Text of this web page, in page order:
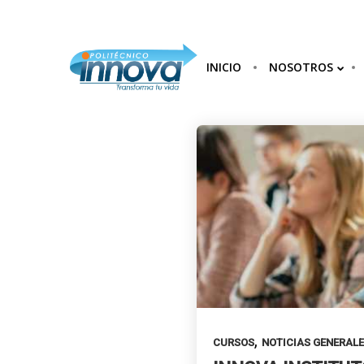
30
DICIEMBRE
2024
INNOVA
INSTITUTO:
FORMACIÓN
TÉCNICA Y
OPINIONES QUE
TRANSFORMAN
VIDAS EN
COLOMBIA
25
DICIEMBRE
2024
CARRERAS TÉCNICAS
LABORALES: INNOVACIÓN Y
FUTURO EN COLOMBIA
INICIO NOSOTROS
CURSOS, NOTICIAS